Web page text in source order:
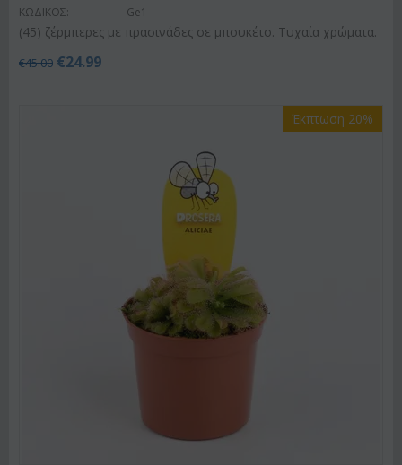
ΚΩΔΙΚΟΣ: Ge1
(45) ζέρμπερες με πρασινάδες σε μπουκέτο. Τυχαία χρώματα.
€45.00 €24.99
Έκπτωση 20%